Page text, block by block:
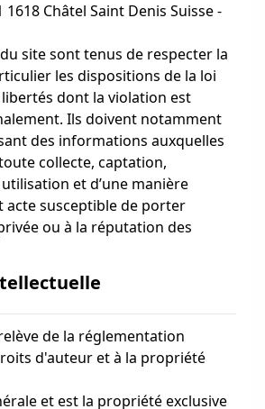
1618 Châtel Saint Denis Suisse -
site sont tenus de respecter la
les dispositions de la loi
dont la violation est
Ils doivent notamment
des informations auxquelles
collecte, captation,
et d’une manière
acte susceptible de porter
ou à la réputation des
de la réglementation
d'auteur et à la propriété
et est la propriété exclusive